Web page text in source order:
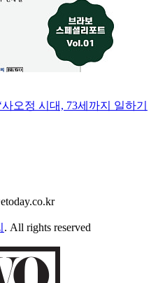
오정 시대, 73세까지 일하기
. All rights reserved